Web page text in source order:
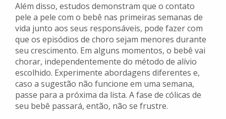
Além disso, estudos demonstram que o contato
pele a pele com o bebê nas primeiras semanas de
vida junto aos seus responsáveis, pode fazer com
que os episódios de choro sejam menores durante
seu crescimento. Em alguns momentos, o bebê vai
chorar, independentemente do método de alívio
escolhido. Experimente abordagens diferentes e,
caso a sugestão não funcione em uma semana,
passe para a próxima da lista. A fase de cólicas de
seu bebê passará, então, não se frustre.